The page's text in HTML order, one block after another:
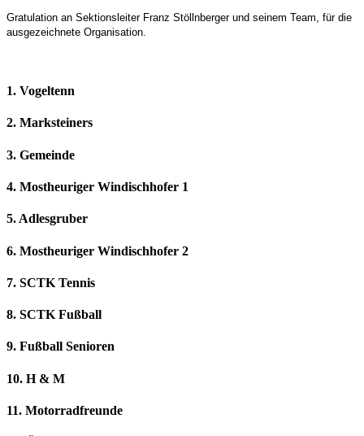
Gratulation an Sektionsleiter Franz Stöllnberger und seinem Team, für die
ausgezeichnete Organisation.
1. Vogeltenn
2. Marksteiners
3. Gemeinde
4. Mostheuriger Windischhofer 1
5. Adlesgruber
6. Mostheuriger Windischhofer 2
7. SCTK Tennis
8. SCTK Fußball
9. Fußball Senioren
10. H & M
11. Motorradfreunde